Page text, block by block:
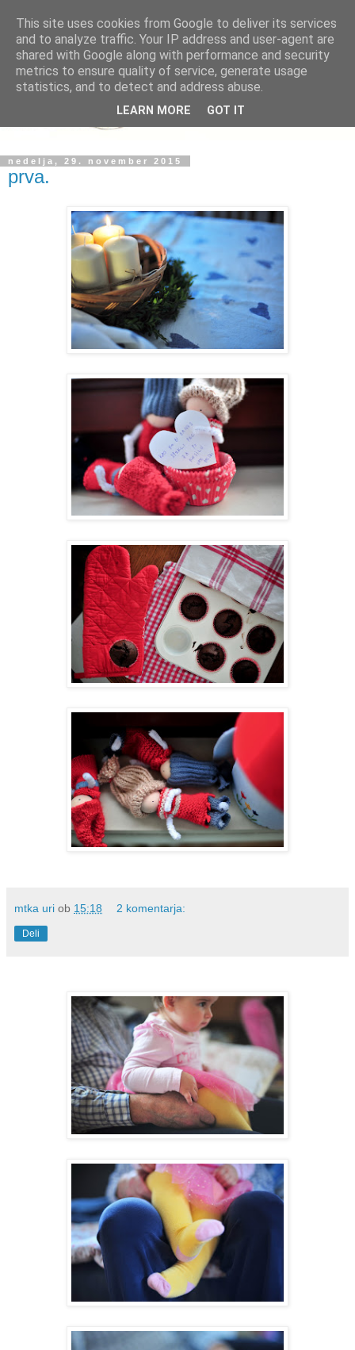
nedelja, 29. november 2015
prva.
mtka uri ob 15:18 2 komentarja:
Deli
This site uses cookies from Google to deliver its services
and to analyze traffic. Your IP address and user-agent are
shared with Google along with performance and security
metrics to ensure quality of service, generate usage
statistics, and to detect and address abuse.
LEARN MORE GOT IT